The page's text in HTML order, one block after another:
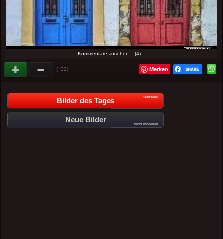
Kommentare ansehen... (4)
(+32) Merken
Bilder des Tages Startseite
Neue Bilder
nicht moderiert